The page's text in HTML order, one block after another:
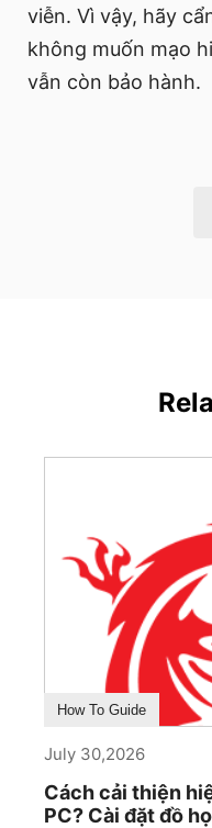
viễn. Vì vậy, hãy
không muốn mạo
vẫn còn bảo hành.
How To Guide
July 30,2026
Cách cải thiện
PC? Cài đặt đồ